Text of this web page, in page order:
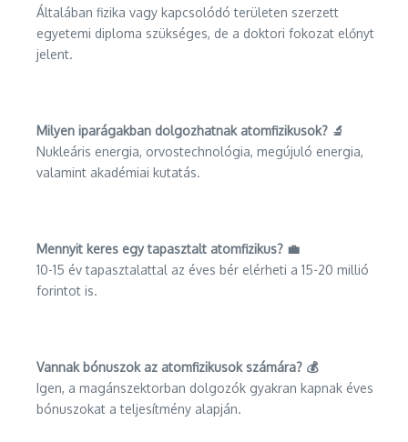
Általában fizika vagy kapcsolódó területen szerzett
egyetemi diploma szükséges, de a doktori fokozat előnyt
jelent.
Milyen iparágakban dolgozhatnak atomfizikusok? 🔬
Nukleáris energia, orvostechnológia, megújuló energia,
valamint akadémiai kutatás.
Mennyit keres egy tapasztalt atomfizikus? 💼
10-15 év tapasztalattal az éves bér elérheti a 15-20 millió
forintot is.
Vannak bónuszok az atomfizikusok számára? 💰
Igen, a magánszektorban dolgozók gyakran kapnak éves
bónuszokat a teljesítmény alapján.